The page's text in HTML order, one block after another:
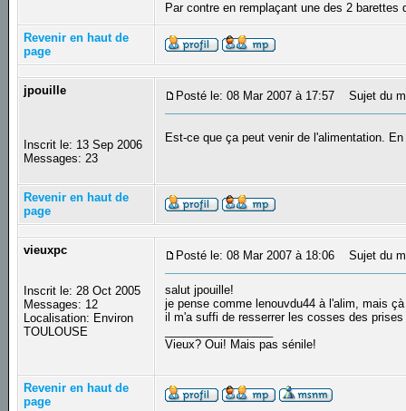
Par contre en remplaçant une des 2
Revenir en haut de
page
jpouille
Inscrit le: 13 Sep 2006
Messages: 23
Posté le: 08 Mar 2007 à 17:57 Sujet du
Est-ce que ça peut venir de l'alimentation.
Revenir en haut de
page
vieuxpc
Inscrit le: 28 Oct 2005
Messages: 12
Localisation: Environ
TOULOUSE
Posté le: 08 Mar 2007 à 18:06 Sujet du
salut jpouille!
je pense comme lenouvdu44 à l'alim, mais
il m'a suffi de resserrer les cosses des
Vieux? Oui! Mais pas sénile!
Revenir en haut de
page